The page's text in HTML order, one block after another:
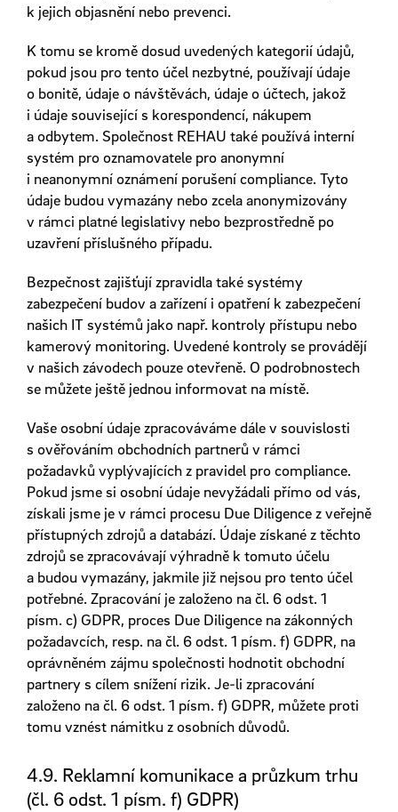
k jejich objasnění nebo prevenci.
K tomu se kromě dosud uvedených kategorií údajů,
pokud jsou pro tento účel nezbytné, používají údaje
o bonitě, údaje o návštěvách, údaje o účtech, jakož
i údaje související s korespondencí, nákupem
a odbytem. Společnost REHAU také používá interní
systém pro oznamovatele pro anonymní
i neanonymní oznámení porušení compliance. Tyto
údaje budou vymazány nebo zcela anonymizovány
v rámci platné legislativy nebo bezprostředně po
uzavření příslušného případu.
Bezpečnost zajišťují zpravidla také systémy
zabezpečení budov a zařízení i opatření k zabezpečení
našich IT systémů jako např. kontroly přístupu nebo
kamerový monitoring. Uvedené kontroly se provádějí
v našich závodech pouze otevřeně. O podrobnostech
se můžete ještě jednou informovat na místě.
Vaše osobní údaje zpracováváme dále v souvislosti
s ověřováním obchodních partnerů v rámci
požadavků vyplývajících z pravidel pro compliance.
Pokud jsme si osobní údaje nevyžádali přímo od vás,
získali jsme je v rámci procesu Due Diligence z veřejně
přístupných zdrojů a databází. Údaje získané z těchto
zdrojů se zpracovávají výhradně k tomuto účelu
a budou vymazány, jakmile již nejsou pro tento účel
potřebné. Zpracování je založeno na čl. 6 odst. 1
písm. c) GDPR, proces Due Diligence na zákonných
požadavcích, resp. na čl. 6 odst. 1 písm. f) GDPR, na
oprávněném zájmu společnosti hodnotit obchodní
partnery s cílem snížení rizik. Je-li zpracování
založeno na čl. 6 odst. 1 písm. f) GDPR, můžete proti
tomu vznést námitku z osobních důvodů.
4.9. Reklamní komunikace a průzkum trhu
(čl. 6 odst. 1 písm. f) GDPR)